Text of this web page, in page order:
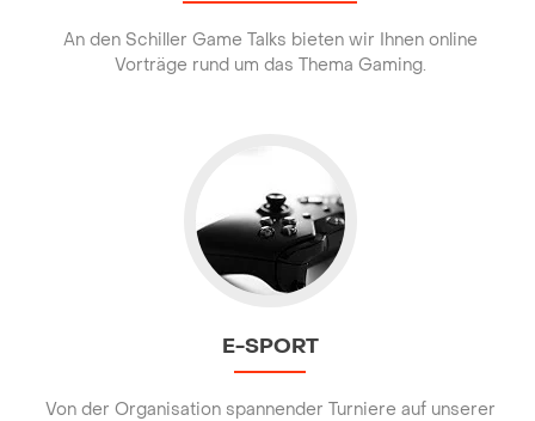
An den Schiller Game Talks bieten wir Ihnen online
Vorträge rund um das Thema Gaming.
E-SPORT
Von der Organisation spannender Turniere auf unserer